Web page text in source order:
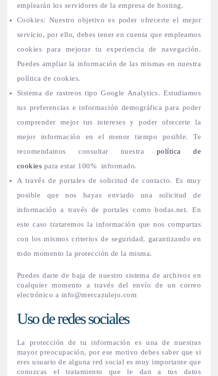
emplearán los servidores de la empresa de hosting.
Cookies: Nuestro objetivo es poder ofrecerte el mejor
servicio, por ello, debes tener en cuenta que empleamos
cookies para mejorar tu experiencia de navegación.
Puedes ampliar la información de las mismas en nuestra
política de cookies.
Sistema de rastreos tipo Google Analytics. Estudiamos
tus preferencias e información demográfica para poder
comprender mejor tus intereses y poder ofrecerte la
mejor información en el menor tiempo posible. Te
recomendamos consultar nuestra política de
cookies para estar 100% informado.
A través de portales de solicitud de contacto. Es muy
posible que nos hayas enviado una solicitud de
información a través de portales como bodas.net. En
este caso trataremos la información que nos compartas
con los mismos criterios de seguridad, garantizando en
todo momento la protección de la misma.
Puedes darte de baja de nuestro sistema de archivos en
cualquier momento a través del envío de un correo
electrónico a info@mercazulejo.com
Uso de redes sociales
La protección de tu información es una de nuestras
mayor preocupación, por ese motivo debes saber que si
eres usuario de alguna red social es muy importante que
conozcas el tratamiento que le dan a tus datos